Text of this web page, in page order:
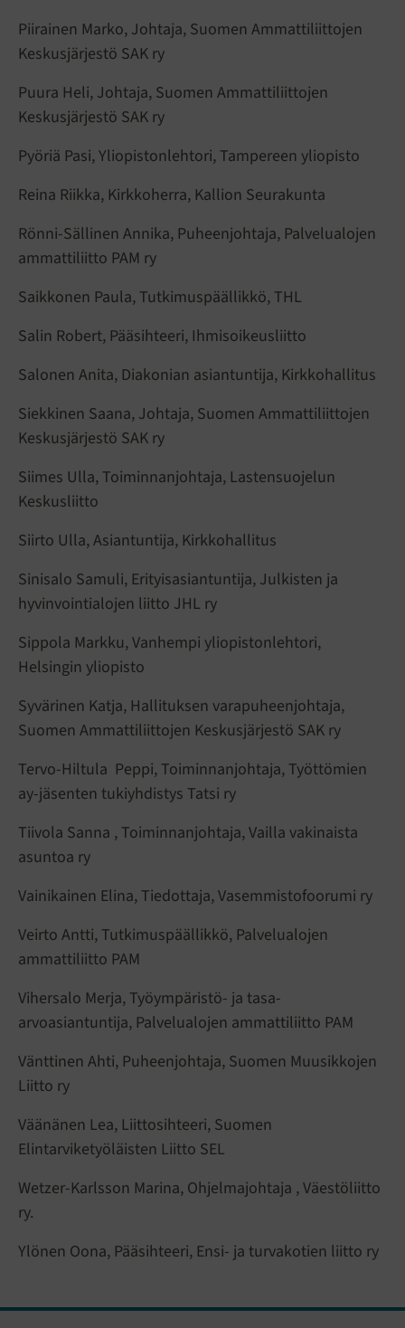
Piirainen Marko, Johtaja, Suomen Ammattiliittojen
Keskusjärjestö SAK ry
Puura Heli, Johtaja, Suomen Ammattiliittojen
Keskusjärjestö SAK ry
Pyöriä Pasi, Yliopistonlehtori, Tampereen yliopisto
Reina Riikka, Kirkkoherra, Kallion Seurakunta
Rönni-Sällinen Annika, Puheenjohtaja, Palvelualojen
ammattiliitto PAM ry
Saikkonen Paula, Tutkimuspäällikkö, THL
Salin Robert, Pääsihteeri, Ihmisoikeusliitto
Salonen Anita, Diakonian asiantuntija, Kirkkohallitus
Siekkinen Saana, Johtaja, Suomen Ammattiliittojen
Keskusjärjestö SAK ry
Siimes Ulla, Toiminnanjohtaja, Lastensuojelun
Keskusliitto
Siirto Ulla, Asiantuntija, Kirkkohallitus
Sinisalo Samuli, Erityisasiantuntija, Julkisten ja
hyvinvointialojen liitto JHL ry
Sippola Markku, Vanhempi yliopistonlehtori,
Helsingin yliopisto
Syvärinen Katja, Hallituksen varapuheenjohtaja,
Suomen Ammattiliittojen Keskusjärjestö SAK ry
Tervo-Hiltula Peppi, Toiminnanjohtaja, Työttömien
ay-jäsenten tukiyhdistys Tatsi ry
Tiivola Sanna , Toiminnanjohtaja, Vailla vakinaista
asuntoa ry
Vainikainen Elina, Tiedottaja, Vasemmistofoorumi ry
Veirto Antti, Tutkimuspäällikkö, Palvelualojen
ammattiliitto PAM
Vihersalo Merja, Työympäristö- ja tasa-
arvoasiantuntija, Palvelualojen ammattiliitto PAM
Vänttinen Ahti, Puheenjohtaja, Suomen Muusikkojen
Liitto ry
Väänänen Lea, Liittosihteeri, Suomen
Elintarviketyöläisten Liitto SEL
Wetzer-Karlsson Marina, Ohjelmajohtaja , Väestöliitto
ry.
Ylönen Oona, Pääsihteeri, Ensi- ja turvakotien liitto ry